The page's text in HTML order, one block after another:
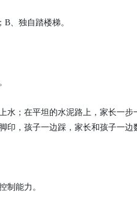
、独自踏楼梯。
水；在平坦的水泥路上，家长一
印，孩子一边踩，家长和孩子一边
制能力。